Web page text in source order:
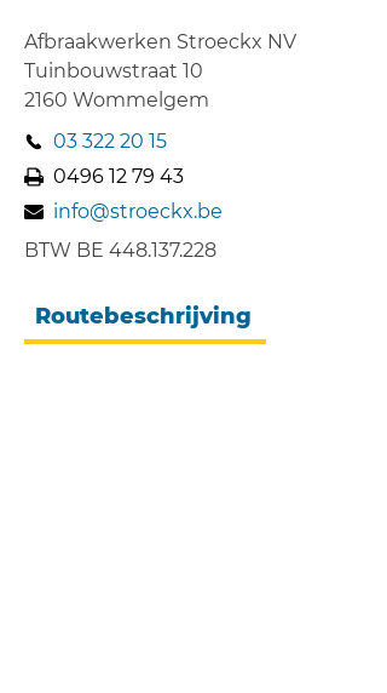
Afbraakwerken Stroeckx NV
Tuinbouwstraat 10
2160 Wommelgem
03 322 20 15
0496 12 79 43
info@stroeckx.be
BTW BE 448.137.228
Routebeschrijving